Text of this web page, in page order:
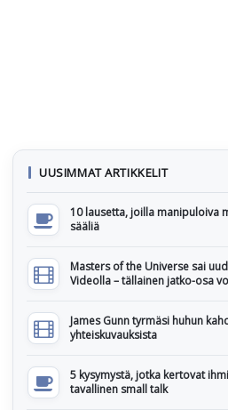
UUSIMMAT ARTIKKELIT
10 lausetta, joilla manipuloiva
sääliä
Masters of the Universe sai
Videolla – tällainen jatko-osa
James Gunn tyrmäsi huhun
yhteiskuvauksista
5 kysymystä, jotka kertovat
tavallinen small talk